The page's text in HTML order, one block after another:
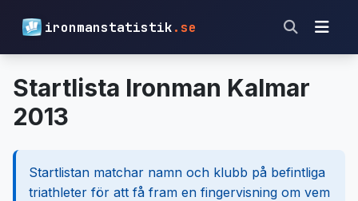
ironmanstatistik.se
Startlista Ironman Kalmar
2013
Startlistan matchar namn och klubb på befintliga
triathleter för att få fram en fingervisning om vem